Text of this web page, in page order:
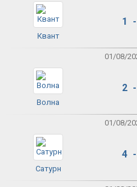
Квант
1
01/08/
Волна
2
01/08/
Сатурн
4